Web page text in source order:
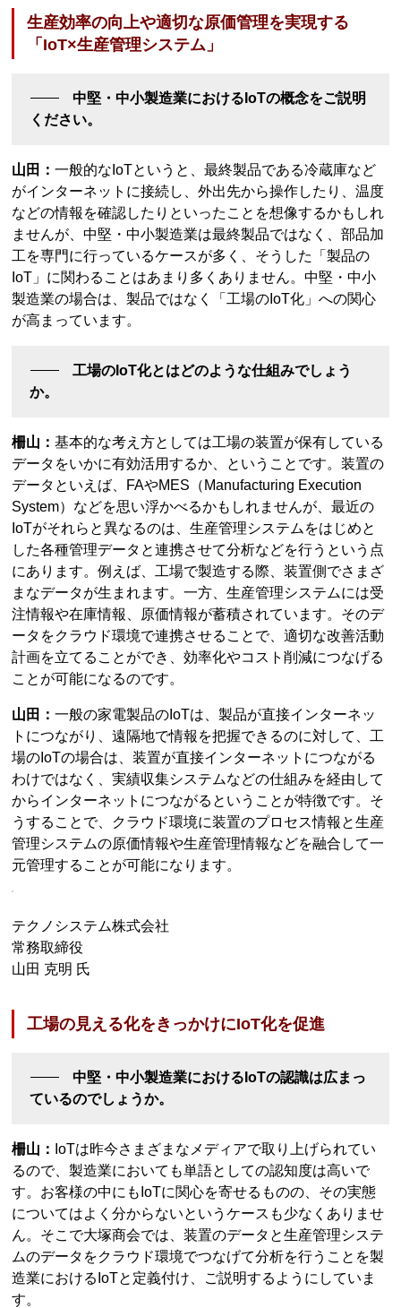
生産効率の向上や適切な原価管理を実現する
「IoT×生産管理システム」
中堅・中小製造業におけるIoTの概念をご説明
ください。
山田：一般的なIoTというと、最終製品である冷蔵庫など
がインターネットに接続し、外出先から操作したり、温度
などの情報を確認したりといったことを想像するかもしれ
ませんが、中堅・中小製造業は最終製品ではなく、部品加
工を専門に行っているケースが多く、そうした「製品の
IoT」に関わることはあまり多くありません。中堅・中小
製造業の場合は、製品ではなく「工場のIoT化」への関心
が高まっています。
工場のIoT化とはどのような仕組みでしょう
か。
柵山：基本的な考え方としては工場の装置が保有している
データをいかに有効活用するか、ということです。装置の
データといえば、FAやMES（Manufacturing Execution
System）などを思い浮かべるかもしれませんが、最近の
IoTがそれらと異なるのは、生産管理システムをはじめと
した各種管理データと連携させて分析などを行うという点
にあります。例えば、工場で製造する際、装置側でさまざ
まなデータが生まれます。一方、生産管理システムには受
注情報や在庫情報、原価情報が蓄積されています。そのデ
ータをクラウド環境で連携させることで、適切な改善活動
計画を立てることができ、効率化やコスト削減につなげる
ことが可能になるのです。
山田：一般の家電製品のIoTは、製品が直接インターネッ
トにつながり、遠隔地で情報を把握できるのに対して、工
場のIoTの場合は、装置が直接インターネットにつながる
わけではなく、実績収集システムなどの仕組みを経由して
からインターネットにつながるということが特徴です。そ
うすることで、クラウド環境に装置のプロセス情報と生産
管理システムの原価情報や生産管理情報などを融合して一
元管理することが可能になります。
テクノシステム株式会社
常務取締役
山田 克明 氏
工場の見える化をきっかけにIoT化を促進
中堅・中小製造業におけるIoTの認識は広まっ
ているのでしょうか。
柵山： IoTは昨今さまざまなメディアで取り上げられてい
るので、製造業においても単語としての認知度は高いで
す。お客様の中にもIoTに関心を寄せるものの、その実態
についてはよく分からないというケースも少なくありませ
ん。そこで大塚商会では、装置のデータと生産管理システ
ムのデータをクラウド環境でつなげて分析を行うことを製
造業におけるIoTと定義付け、ご説明するようにしていま
す。